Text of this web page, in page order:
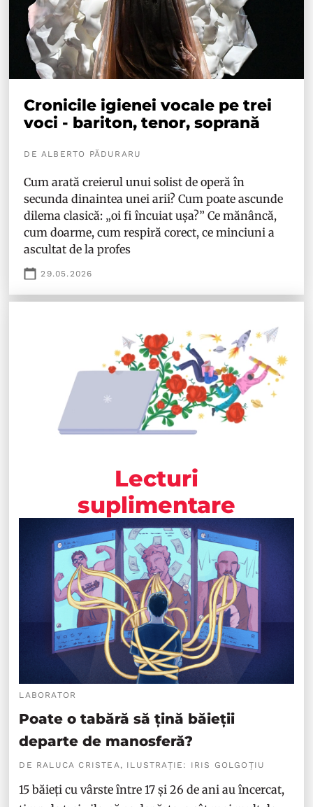
Cronicile igienei vocale pe trei
voci - bariton, tenor, soprană
DE ALBERTO PĂDURARU
Cum arată creierul unui solist de operă în
secunda dinaintea unei arii? Cum poate ascunde
dilema clasică: „oi fi încuiat ușa?” Ce mănâncă,
cum doarme, cum respiră corect, ce minciuni a
ascultat de la profes
29.05.2026
Lecturi
suplimentare
LABORATOR
Poate o tabără să țină băieții
departe de manosferă?
DE RALUCA CRISTEA, ILUSTRAȚIE: IRIS GOLGOȚIU
15 băieți cu vârste între 17 și 26 de ani au încercat,